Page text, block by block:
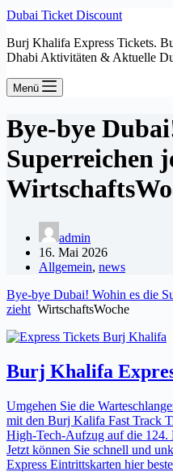
Dubai Ticket Discount
Burj Khalifa Express Tickets.
Dhabi Aktivitäten & Aktuelle
Menü
Bye-bye
Superreichen
admin
16. Mai 2026
Allgemein, news
Bye-bye Dubai! Wohin es die
zieht WirtschaftsWoche
Burj Khalifa
Umgehen Sie die
mit den Burj Kalifa Fast Track
High-Tech-Aufzug auf die 124.
Jetzt können Sie schnell und
Express Eintrittskarten hier